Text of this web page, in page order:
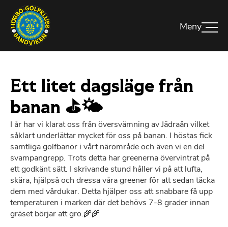
Ett litet dagsläge från
banan ⛳🌤️
I år har vi klarat oss från översvämning av Jädraån vilket
såklart underlättar mycket för oss på banan. I höstas fick
samtliga golfbanor i vårt närområde och även vi en del
svampangrepp. Trots detta har greenerna övervintrat på
ett godkänt sätt. I skrivande stund håller vi på att lufta,
skära, hjälpså och dressa våra greener för att sedan täcka
dem med vårdukar. Detta hjälper oss att snabbare få upp
temperaturen i marken där det behövs 7-8 grader innan
gräset börjar att gro.🌾🌾